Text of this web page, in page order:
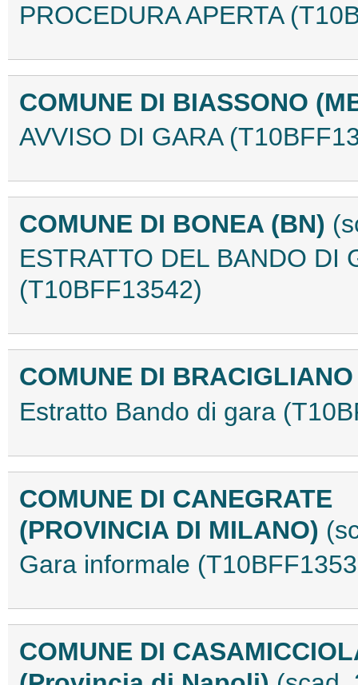
PROCEDURA APERTA
COMUNE DI BIASSONO
AVVISO DI GARA
COMUNE DI BONEA (BN)
ESTRATTO DEL BANDO DI
(T10BFF13542)
COMUNE DI
Estratto Bando di gara
COMUNE DI CANEGRATE
(PROVINCIA DI MILANO)
Gara informale
COMUNE DI